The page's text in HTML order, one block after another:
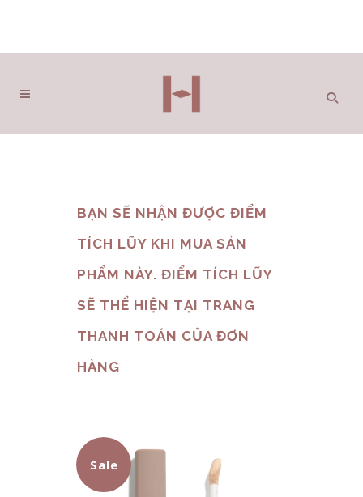
BẠN SẼ NHẬN ĐƯỢC ĐIỂM
TÍCH LŨY KHI MUA SẢN
PHẨM NÀY. ĐIỂM TÍCH LŨY
SẼ THỂ HIỆN TẠI TRANG
THANH TOÁN CỦA ĐƠN
HÀNG
Sale